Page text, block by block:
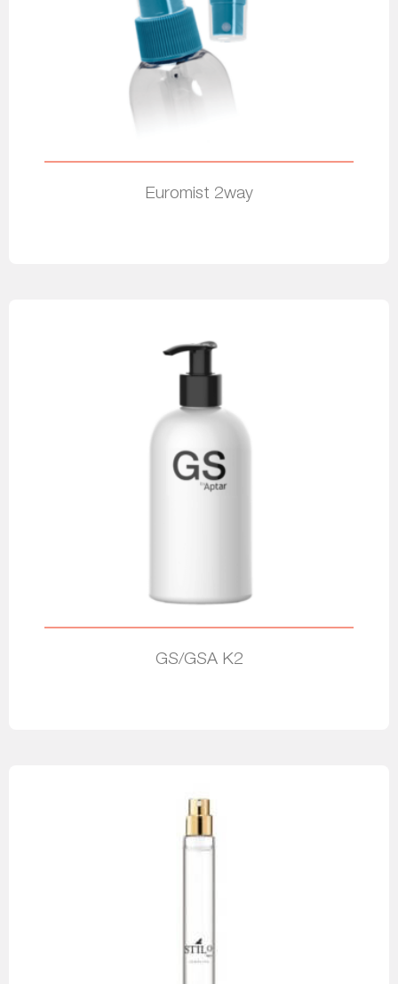
Euromist 2way
GS/GSA K2